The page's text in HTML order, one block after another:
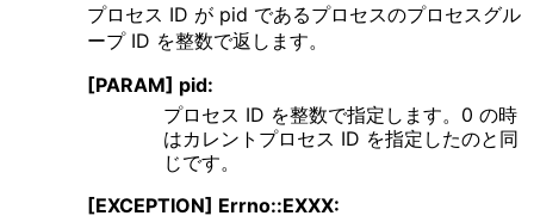
プロセス ID が pid であるプロセスのプロセスグル
ープ ID を整数で返します。
[PARAM] pid:
プロセス ID を整数で指定します。0 の時
はカレントプロセス ID を指定したのと同
じです。
[EXCEPTION] Errno::EXXX: